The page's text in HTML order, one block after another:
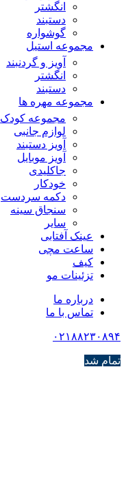
انگشتر
دستبند
گوشواره
مجموعه استیل
آویز و گردنبند
انگشتر
دستبند
مجموعه مهره ها
مجموعه کودک
لوازم جانبی
آویز دستبند
آویز موبایل
جاکلیدی
خودکار
دکمه سردست
سنجاق سینه
سایر
عینک آفتابی
ساعت مچی
کیف
تزئینات مو
درباره ما
تماس با ما
۰۲۱۸۸۲۳۰۸۹۴
تمام شد